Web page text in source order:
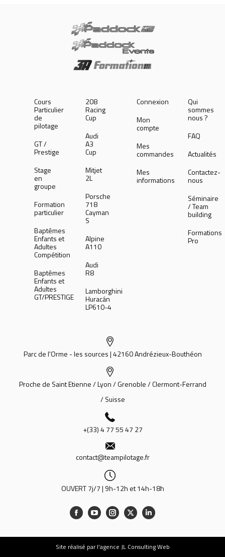
Cours
Particulier
de
pilotage
GT /
Prestige
Stage
en
groupe
Formation
particulier
Baptêmes
Enfants et
Adultes
Compétition
Baptêmes
Enfants et
Adultes
GT/PRESTIGE
208
Racing
Cup
Audi
A3
Cup
Mitjet
2L
Porsche
718
Cayman
S
Alpine
A110
Audi
R8
Lamborghini
Huracán
LP610-4
Connexion
Mon
compte
Mes
commandes
Mes
informations
Qui
sommes
nous ?
FAQ
Actualités
Contactez-
nous
Séminaire
/ Team
building
Formations
Pro
Parc de l'Orme - les sources | 42160 Andrézieux-Bouthéon
Proche de Saint Etienne / Lyon / Grenoble / Clermont-Ferrand
/ Suisse
+(33) 4 77 55 47 27
contact@teampilotage.fr
OUVERT 7j/7 | 9h-12h et 14h-18h
Site réalisé par l’agence JL Consulting Web